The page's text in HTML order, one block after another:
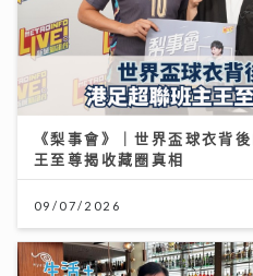
《梨事會》｜世界盃球衣背
王至尊揭收藏圈真相
09/07/2026